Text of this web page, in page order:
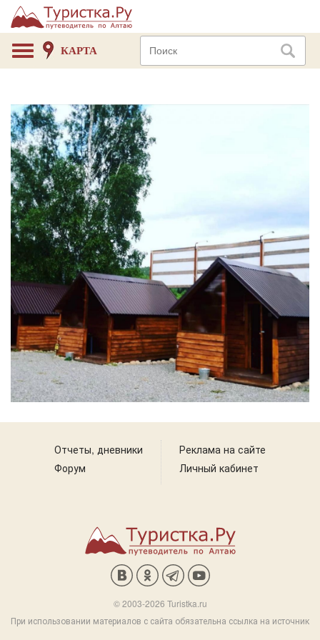
КАРТА
Отчеты, дневники
Форум
Реклама на сайте
Личный кабинет
© 2003-2026 Turistka.ru
При использовании материалов с сайта обязательна ссылка на источник